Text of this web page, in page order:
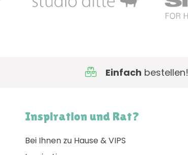
Einfach bestellen!
Inspiration und Rat?
Bei Ihnen zu Hause & VIPS